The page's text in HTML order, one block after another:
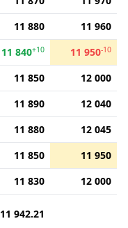
11 880
11 960
11 840+10 11 950-10
11 850
12 000
11 890
12 040
11 880
12 045
11 850
11 950
11 830
12 000
11 942.21